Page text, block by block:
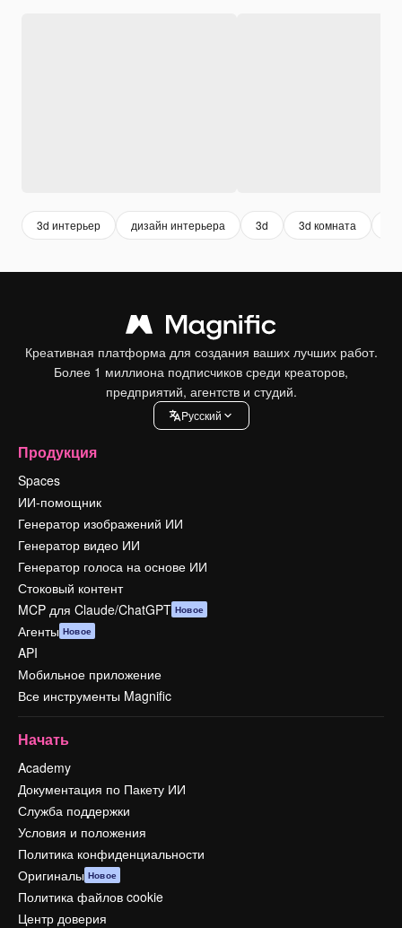
3d интерьер дизайн интерьера 3d 3d комната
Креативная платформа для создания ваших лучших работ.
Более 1 миллиона подписчиков среди креаторов,
предприятий, агентств и студий.
Pусский
Продукция
Spaces
ИИ-помощник
Генератор изображений ИИ
Генератор видео ИИ
Генератор голоса на основе ИИ
Стоковый контент
MCP для Claude/ChatGPT Новое
Агенты Новое
API
Мобильное приложение
Все инструменты Magnific
Начать
Academy
Документация по Пакету ИИ
Служба поддержки
Условия и положения
Политика конфиденциальности
Оригиналы Новое
Политика файлов cookie
Центр доверия